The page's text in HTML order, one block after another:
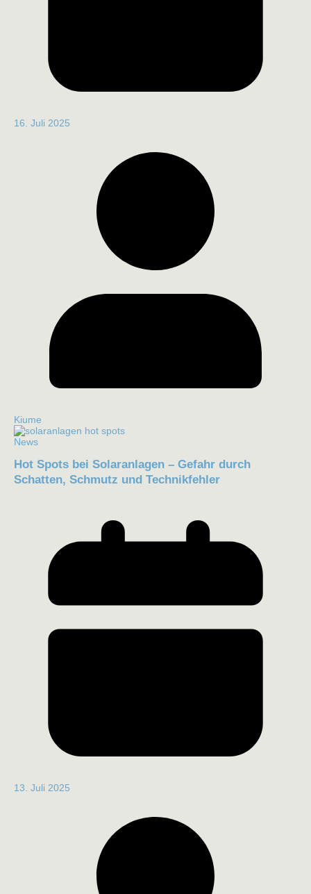
16. Juli 2025
Kiume
News
Hot Spots bei Solaranlagen – Gefahr durch
Schatten, Schmutz und Technikfehler
13. Juli 2025